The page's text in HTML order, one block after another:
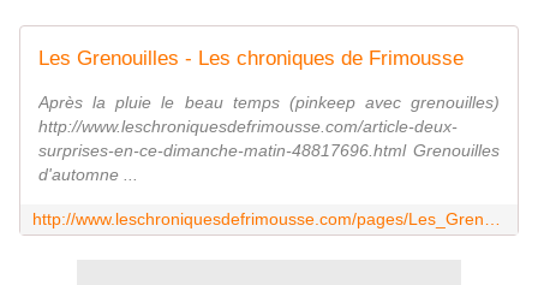
Les Grenouilles - Les chroniques de Frimousse
Après la pluie le beau temps (pinkeep avec grenouilles)
http://www.leschroniquesdefrimousse.com/article-deux-
surprises-en-ce-dimanche-matin-48817696.html Grenouilles
d'automne ...